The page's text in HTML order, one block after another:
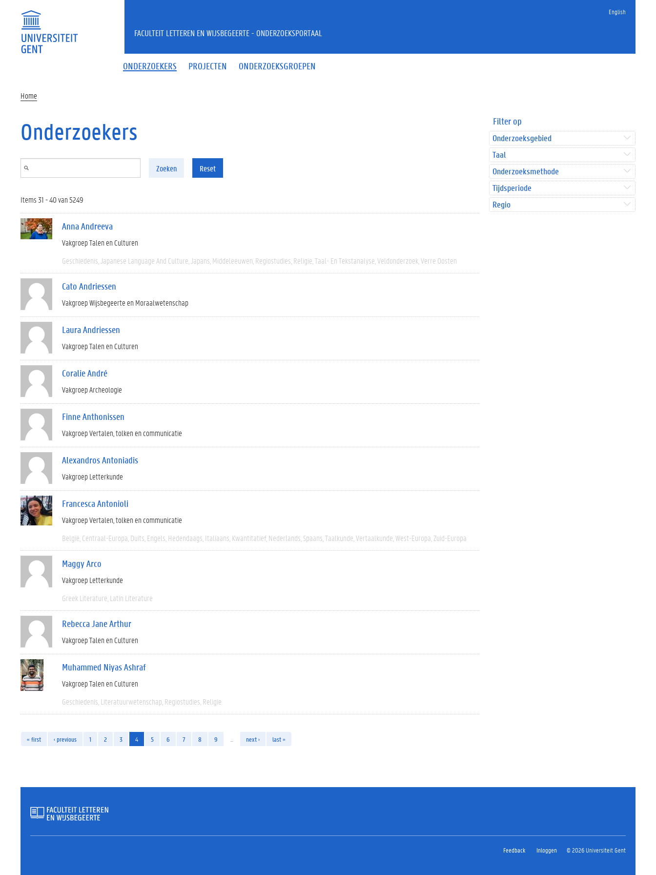
English
ONDERZOEKERS PROJECTEN ONDERZOEKSGROEPEN
FACULTEIT LETTEREN EN WIJSBEGEERTE - ONDERZOEKSPORTAAL
Home
Onderzoekers
Zoeken Reset
Items 31 - 40 van 5249
Anna Andreeva
Vakgroep Talen en Culturen
Geschiedenis Japanese Language And Culture Japans Middeleeuwen Regiostudies Religie Taal- En Tekstanalyse Veldonderzoek Verre Oosten
Cato Andriessen
Vakgroep Wijsbegeerte en Moraalwetenschap
Laura Andriessen
Vakgroep Talen en Culturen
Coralie André
Vakgroep Archeologie
Finne Anthonissen
Vakgroep Vertalen, tolken en communicatie
Alexandros Antoniadis
Vakgroep Letterkunde
Francesca Antonioli
Vakgroep Vertalen, tolken en communicatie
België Centraal-Europa Duits Engels Hedendaags Italiaans Kwantitatief Nederlands Spaans Taalkunde Vertaalkunde West-Europa Zuid-Europa
Maggy Arco
Vakgroep Letterkunde
Greek Literature Latin Literature
Rebecca Jane Arthur
Vakgroep Talen en Culturen
Muhammed Niyas Ashraf
Vakgroep Talen en Culturen
Geschiedenis Literatuurwetenschap Regiostudies Religie
« first ‹ previous 1 2 3 4 5 6 7 8 9 next › last »
Filter op
Onderzoeksgebied
Taal
Onderzoeksmethode
Tijdsperiode
Regio
Feedback Inloggen © 2026 Universiteit Gent